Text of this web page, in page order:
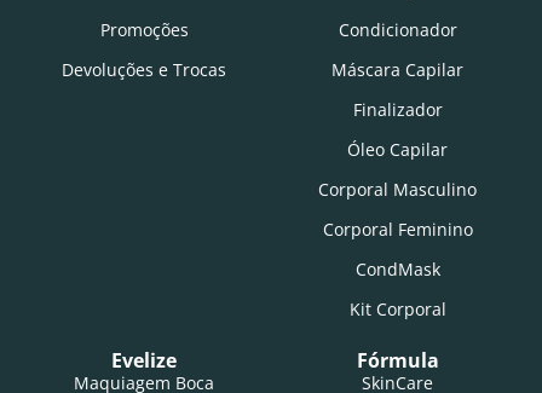
Promoções
Devoluções e Trocas
Condicionador
Máscara Capilar
Finalizador
Óleo Capilar
Corporal Masculino
Corporal Feminino
CondMask
Kit Corporal
Evelize
Maquiagem Boca
Fórmula
SkinCare